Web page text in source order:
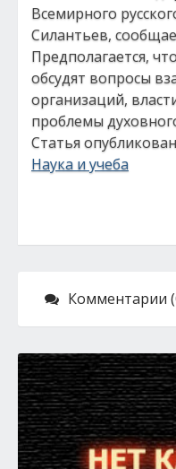
Всемирного
Силантьев,
Предполагается,
обсудят вопросы
организаций,
проблемы
Статья
Наука и учеба
Комментарии